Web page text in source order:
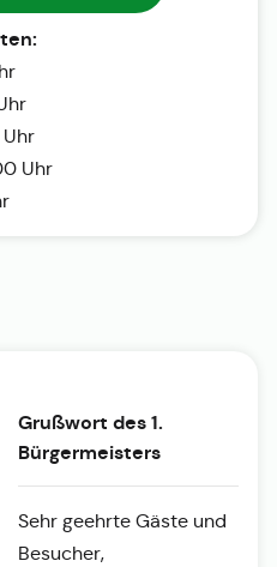
Uhr
Grußwort des 1.
Bürgermeisters
Sehr geehrte Gäste und
Besucher,